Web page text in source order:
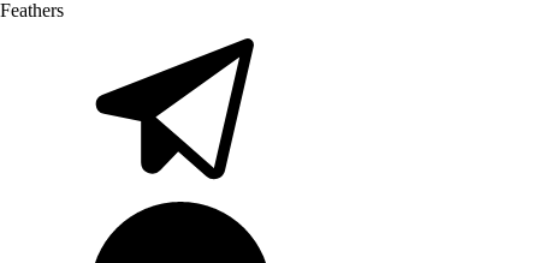
Feathers